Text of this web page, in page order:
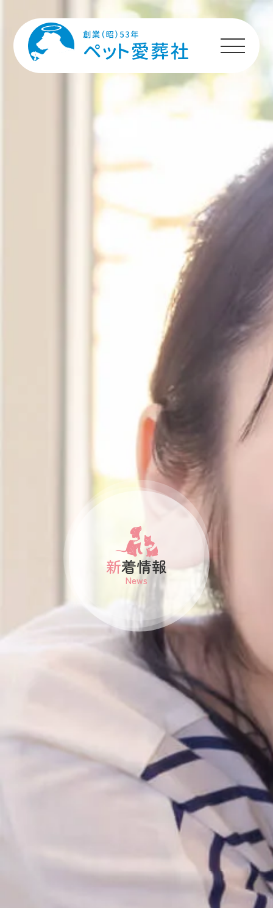
HOME
プランのご案内
施設のご案内
ご利用の流れ
よくあるご質問
納骨堂のご案内
プライバシーポリシー
お知らせ・ブログ
コラム
お問い合わせ
新着情報
News